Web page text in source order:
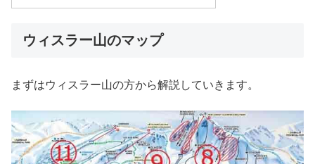
ウィスラー山のマップ
まずはウィスラー山の方から解説していきます。